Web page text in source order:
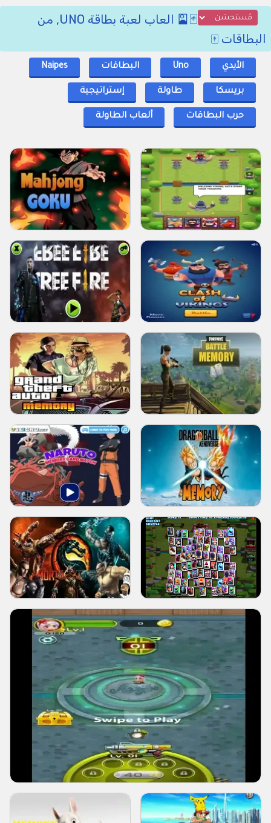
🃏🎴 العاب لعبة بطاقة UNO, من
البطاقات 🀄
الأيدي Uno البطاقات Naipes
بريسكا طاولة إستراتيجية
حرب البطاقات ألعاب الطاولة